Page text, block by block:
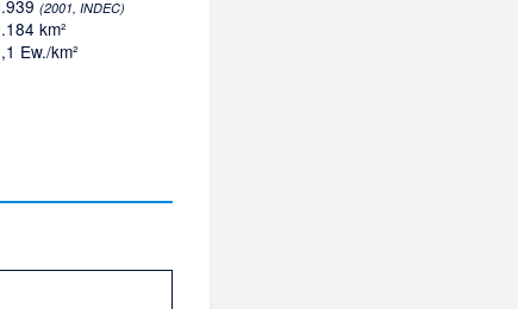
(2001, INDEC)
km²
Ew./km²